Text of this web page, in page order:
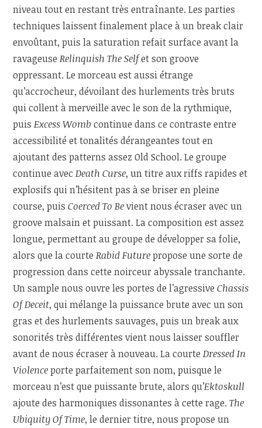
niveau tout en restant très entraînante. Les parties
techniques laissent finalement place à un break clair
envoûtant, puis la saturation refait surface avant la
ravageuseRelinquish The Selfet son groove
oppressant. Le morceau est aussi étrange
qu’accrocheur, dévoilant des hurlements très bruts
qui collent à merveille avec le son de la rythmique,
puisExcess Womb continue dans ce contraste entre
accessibilité et tonalités dérangeantes tout en
ajoutant des patterns assez Old School. Le groupe
continue avecDeath Curse, un titre aux riffs rapides et
explosifs qui n’hésitent pas à se briser en pleine
course, puisCoerced To Bevient nous écraser avec un
groove malsain et puissant. La composition est assez
longue, permettant au groupe de développer sa folie,
alors que la courteRabid Futurepropose une sorte de
progression dans cette noirceur abyssale tranchante.
Un sample nous ouvre les portes de l’agressiveChassis
Of Deceit, qui mélange la puissance brute avec un son
gras et des hurlements sauvages, puis un break aux
sonorités très différentes vient nous laisser souffler
avant de nous écraser à nouveau. La courteDressed In
Violenceporte parfaitement son nom, puisque le
morceau n’est que puissante brute, alors qu’Ektoskull
ajoute des harmoniques dissonantes à cette rage.The
Ubiquity Of Time, le dernier titre, nous propose un